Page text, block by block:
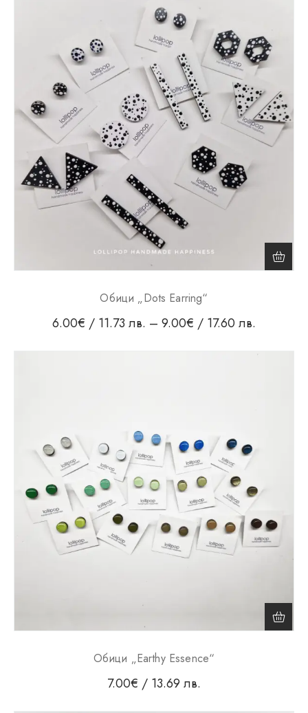
Обици „Dots Earring“
6.00€ / 11.73 лв. – 9.00€ / 17.60 лв.
Обици „Earthy Essence“
7.00€ / 13.69 лв.